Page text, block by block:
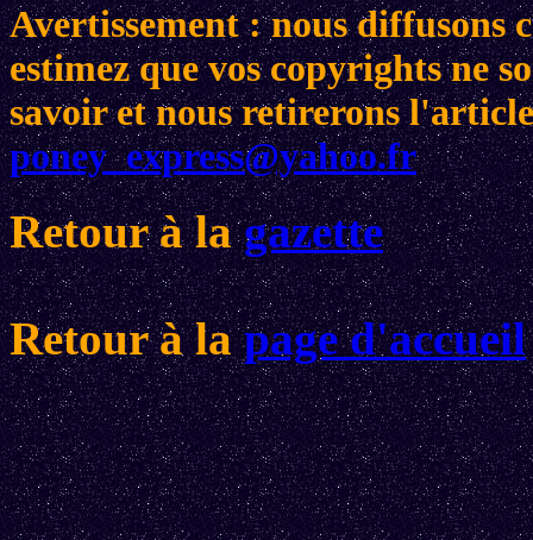
Avertissement : nous
estimez que vos copyrights ne
savoir et nous retirerons
poney_express@yahoo.fr
Retour à lagazette
Retour à lapage d'accueil